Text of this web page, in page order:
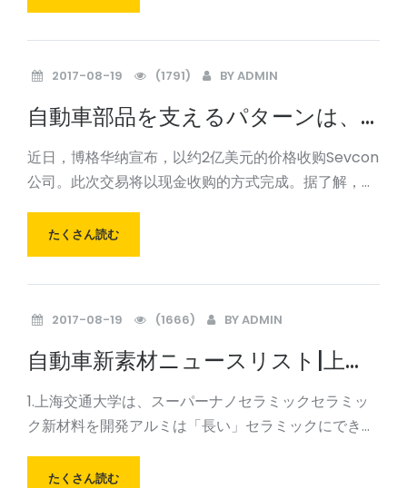
率は以前の予測よりも低い。自動車のアルミニウムの
2017-08-19 (1791) BYADMIN
自動車部品を支えるパターンは、
できるだけ早くビジネスの変化を
静かに変えています
近日，博格华纳宣布，以约2亿美元的价格收购Sevcon
公司。此次交易将以现金收购的方式完成。据了解，
生产商。博格华纳看中了Sevcon在电动车领域的技
术，其将为博格华纳的汽车驱动工程和产品组合带来更
たくさん読む
2017-08-19 (1666) BYADMIN
自動車新素材ニュースリスト|上海
交通大学セラミックアルミニウム
合金新素材の研究開発
1.上海交通大学は、スーパーナノセラミックセラミッ
ク新材料を開発アルミは「長い」セラミックにできま
上海交通大学の研究チームは、答えを与える：彼ら
たくさん読む